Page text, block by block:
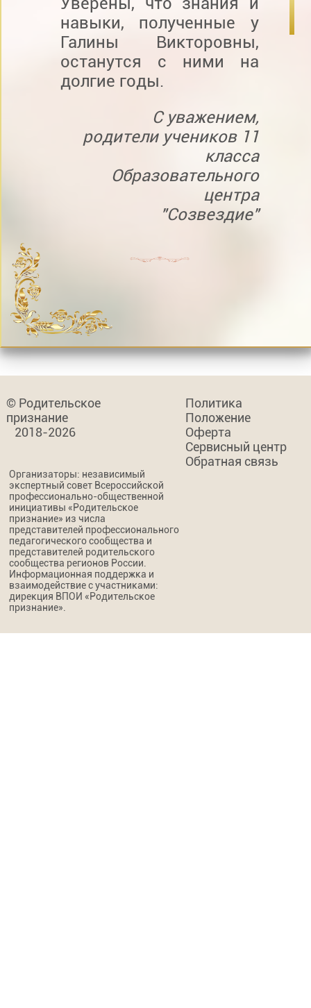
навыки, полученные у
Галины Викторовны,
останутся с ними на
долгие годы.
С уважением,
родители учеников 11
класса
Образовательного
центра
"Созвездие"
© Родительское
признание
2018-2026
Политика
Положение
Оферта
Сервисный центр
Обратная связь
Организаторы: независимый
экспертный совет Всероссийской
профессионально-общественной
инициативы «Родительское
признание» из числа
представителей профессионального
педагогического сообщества и
представителей родительского
сообщества регионов России.
Информационная поддержка и
взаимодействие с участниками:
дирекция ВПОИ «Родительское
признание».